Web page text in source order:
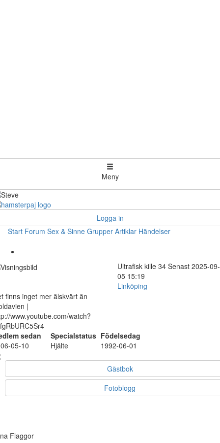
Meny
Logga in
Start Forum Sex & Sinne Grupper Artiklar Händelser
Ultrafisk kille 34 Senast 2025-09-
05 15:19
Linköping
finns inget mer älskvärt än
|
www.youtube.com/watch?
sedan
Specialstatus Födelsedag
05-10
Hjälte 1992-06-01
Gästbok
Fotoblogg
Flaggor